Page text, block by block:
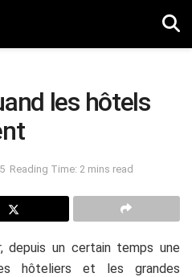
les hôtels
Reading Time: 2 mins read
depuis un certain temps une
hôteliers et les grandes